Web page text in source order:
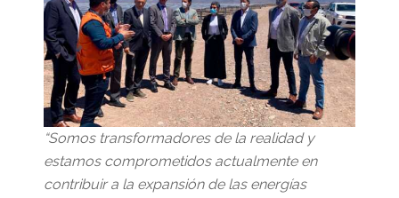
“Somos transformadores de la realidad y
estamos comprometidos actualmente en
contribuir a la expansión de las energías